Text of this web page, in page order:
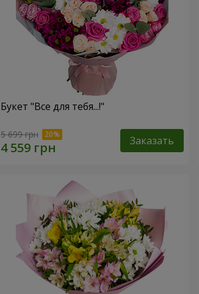
Букет "Все для тебя...!"
5 699 грн Заказать